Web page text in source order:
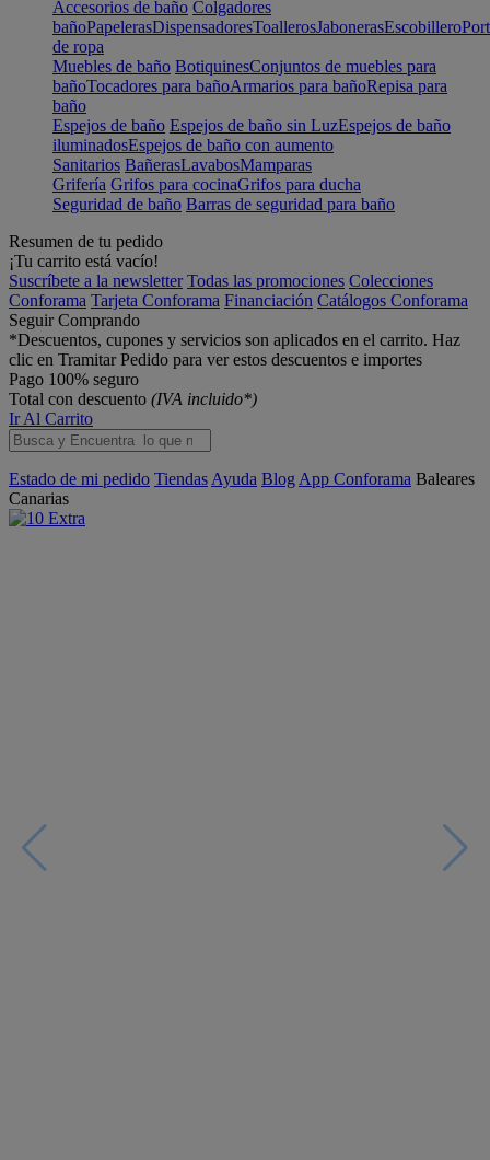
Accesorios de baño Colgadores
bañoPapelerasDispensadoresToallerosJabonerasEscobillero
de ropa
Muebles de baño BotiquinesConjuntos de muebles para
bañoTocadores para bañoArmarios para bañoRepisa para
baño
Espejos de baño Espejos de baño sin LuzEspejos de baño
iluminadosEspejos de baño con aumento
Sanitarios BañerasLavabosMamparas
Grifería Grifos para cocinaGrifos para ducha
Seguridad de baño Barras de seguridad para baño
Resumen de tu pedido
¡Tu carrito está vacío!
Suscríbete a la newsletter Todas las promociones Colecciones
Conforama Tarjeta Conforama Financiación Catálogos Conforama
Seguir Comprando
*Descuentos, cupones y servicios son aplicados en el carrito. Haz
clic en Tramitar Pedido para ver estos descuentos e importes
Pago 100% seguro
Total con descuento (IVA incluido*)
Ir Al Carrito
Estado de mi pedido Tiendas Ayuda Blog App Conforama Baleares
Canarias